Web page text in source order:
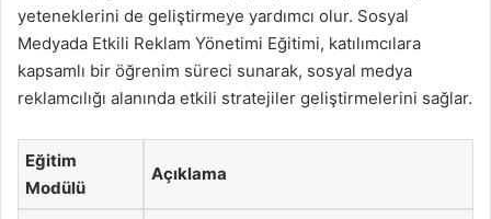
yeteneklerini de geliştirmeye yardımcı olur. Sosyal
Medyada Etkili Reklam Yönetimi Eğitimi, katılımcılara
kapsamlı bir öğrenim süreci sunarak, sosyal medya
reklamcılığı alanında etkili stratejiler geliştirmelerini sağlar.
Eğitim
Modülü
Açıklama